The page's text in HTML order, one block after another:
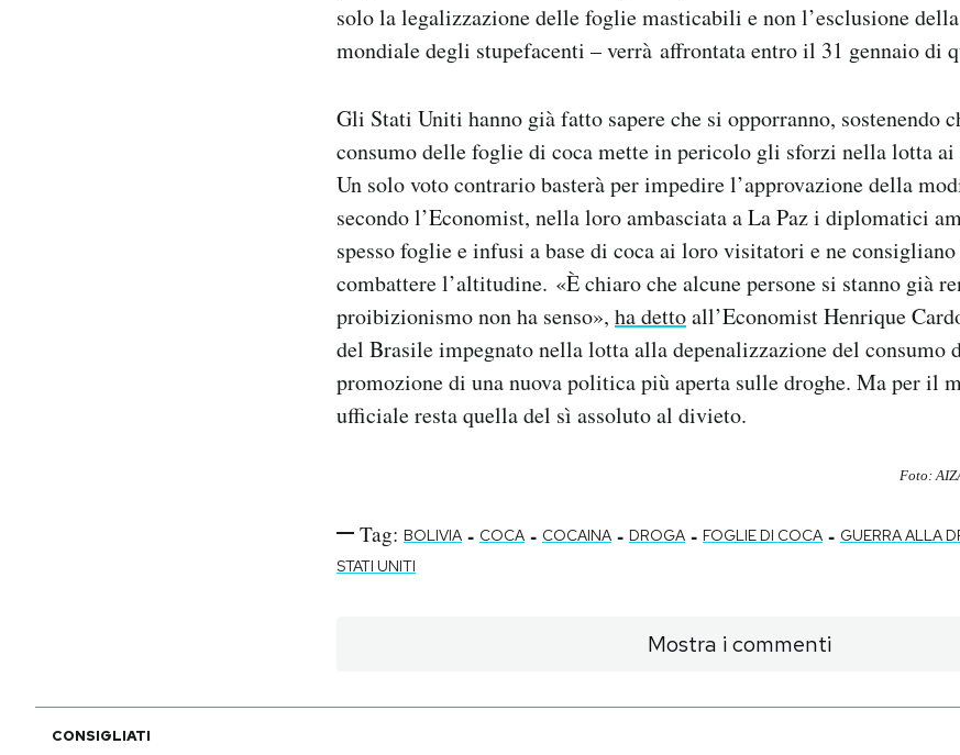
solo la legalizzazione delle foglie masticabili e non l’esclusione
mondiale degli stupefacenti – verrà affrontata entro il 31 gennaio di
Gli Stati Uniti hanno già fatto sapere che si opporranno, sostenendo
consumo delle foglie di coca mette in pericolo gli sforzi nella lotta
Un solo voto contrario basterà per impedire l’approvazione della
secondo l’Economist, nella loro ambasciata a La Paz i diplomatici
spesso foglie e infusi a base di coca ai loro visitatori e ne consigliano
combattere l’altitudine. «È chiaro che alcune persone si stanno già
proibizionismo non ha senso», ha dettoall’Economist Henrique
del Brasile impegnato nella lotta alla depenalizzazione del consumo
promozione di una nuova politica più aperta sulle droghe. Ma per il
ufficiale resta quella del sì assoluto al divieto.
Foto:
Tag: BOLIVIA - COCA - COCAINA - DROGA - FOGLIE DI COCA - GUERRA ALLA
STATI UNITI
Mostra i commenti
CONSIGLIATI